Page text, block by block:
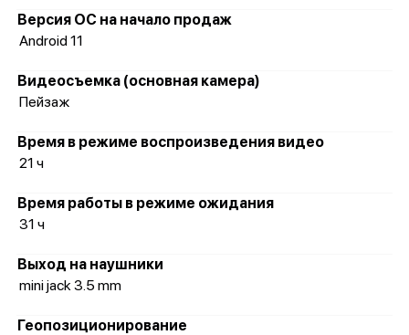
Версия ОС на начало продаж
Android 11
Видеосъемка (основная камера)
Пейзаж
Время в режиме воспроизведения видео
21 ч
Время работы в режиме ожидания
31 ч
Выход на наушники
mini jack 3.5 mm
Геопозиционирование